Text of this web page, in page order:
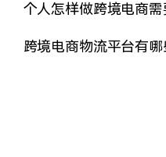
个人怎样做跨境电商
跨境电商物流平台有哪